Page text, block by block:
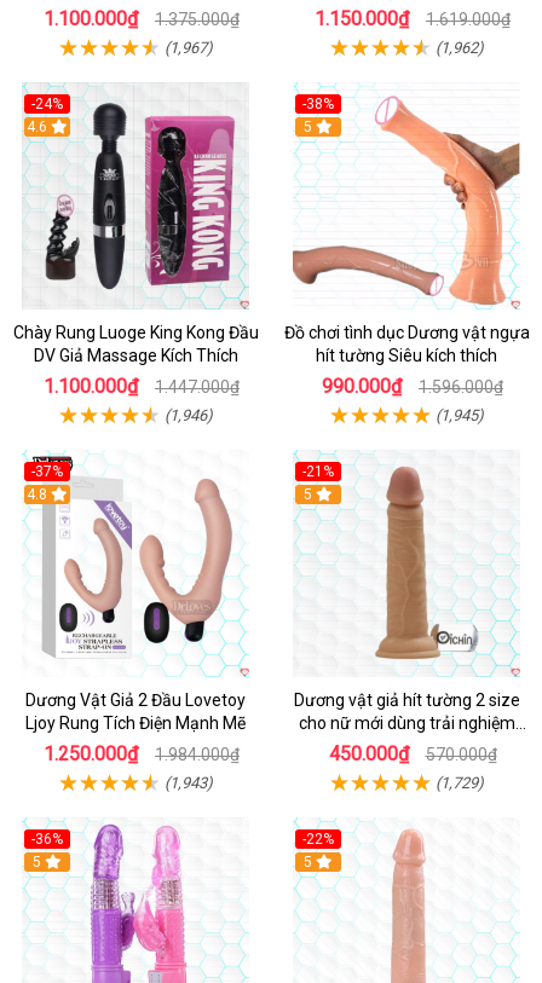
vị
1.100.000₫ 1.375.000₫
(1,967)
1.150.000₫ 1.619.000₫
(1,962)
-24%
4.6
Chày Rung Luoge King Kong Đầu
DV Giả Massage Kích Thích
1.100.000₫ 1.447.000₫
(1,946)
-38%
Hot
5
Đồ chơi tình dục Dương vật ngựa
hít tường Siêu kích thích
990.000₫ 1.596.000₫
(1,945)
-37%
Hot
4.8
Dương Vật Giả 2 Đầu Lovetoy
Ljoy Rung Tích Điện Mạnh Mẽ
1.250.000₫ 1.984.000₫
(1,943)
-21%
Hot
5
Dương vật giả hít tường 2 size
cho nữ mới dùng trải nghiệm
thật
450.000₫ 570.000₫
(1,729)
-36%
Hot
5
-22%
Hot
5